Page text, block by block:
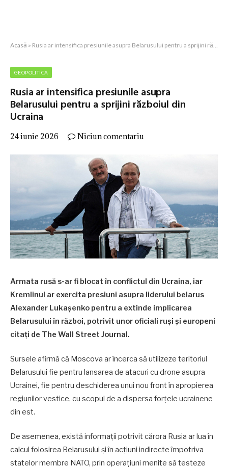
Acasă » Rusia ar intensifica presiunile asupra Belarusului pentru a sprijini războiul din Ucraina
GEOPOLITICA
Rusia ar intensifica presiunile asupra
Belarusului pentru a sprijini războiul din
Ucraina
24 iunie 2026 Niciun comentariu
Armata rusă s-ar fi blocat în conflictul din Ucraina, iar
Kremlinul ar exercita presiuni asupra liderului belarus
Alexander Lukașenko pentru a extinde implicarea
Belarusului în război, potrivit unor oficiali ruși și europeni
citați de The Wall Street Journal.
Sursele afirmă că Moscova ar încerca să utilizeze teritoriul
Belarusului fie pentru lansarea de atacuri cu drone asupra
Ucrainei, fie pentru deschiderea unui nou front în apropierea
regiunilor vestice, cu scopul de a dispersa forțele ucrainene
din est.
De asemenea, există informații potrivit cărora Rusia ar lua în
calcul folosirea Belarusului și în acțiuni indirecte împotriva
statelor membre NATO, prin operațiuni menite să testeze